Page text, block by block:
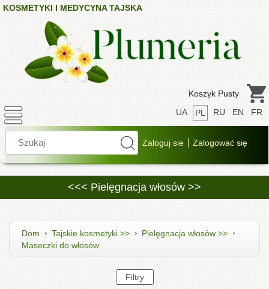
KOSMETYKI I MEDYCYNA TAJSKA
Koszyk Pusty
UA
PL RU EN FR
<<< Pielęgnacja włosów >>
Dom Tajskie kosmetyki >>
Pielęgnacja włosów >>
Maseczki do włosów